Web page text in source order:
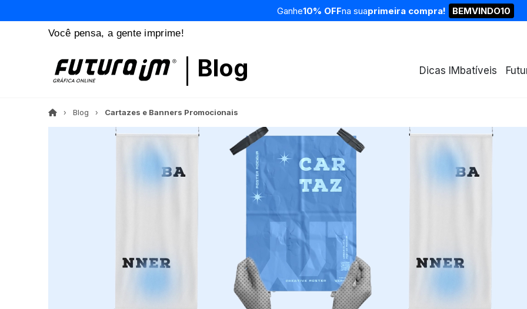
Ganhe10% OFFna suaprimeira compra! BEMVINDO10
Você pensa, a gente imprime!
Blog Dicas IMbatíveis
Blog Cartazes e Banners Promocionais